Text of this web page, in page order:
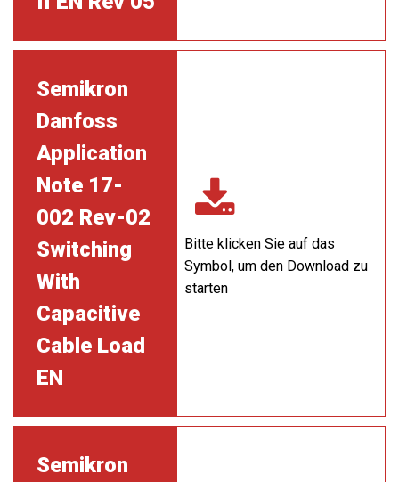
Semikron
Danfoss
Application
Note 17-
002 Rev-02
Switching
With
Capacitive
Cable Load
EN
Bitte klicken Sie auf das
Symbol, um den Download zu
starten
Semikron